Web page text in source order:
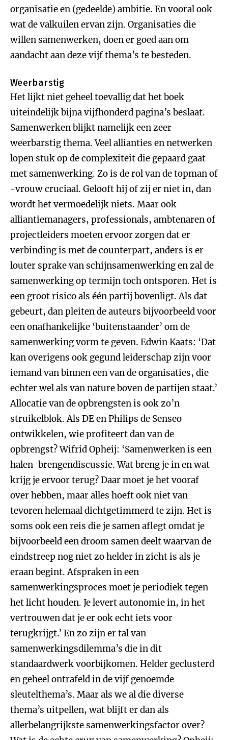
organisatie en (gedeelde) ambitie. En vooral ook
wat de valkuilen ervan zijn. Organisaties die
willen samenwerken, doen er goed aan om
aandacht aan deze vijf thema’s te besteden.
Weerbarstig
Het lijkt niet geheel toevallig dat het boek
uiteindelijk bijna vijfhonderd pagina’s beslaat.
Samenwerken blijkt namelijk een zeer
weerbarstig thema. Veel allianties en netwerken
lopen stuk op de complexiteit die gepaard gaat
met samenwerking. Zo is de rol van de topman of
-vrouw cruciaal. Gelooft hij of zij er niet in, dan
wordt het vermoedelijk niets. Maar ook
alliantiemanagers, professionals, ambtenaren of
projectleiders moeten ervoor zorgen dat er
verbinding is met de counterpart, anders is er
louter sprake van schijnsamenwerking en zal de
samenwerking op termijn toch ontsporen. Het is
een groot risico als één partij bovenligt. Als dat
gebeurt, dan pleiten de auteurs bijvoorbeeld voor
een onafhankelijke ‘buitenstaander’ om de
samenwerking vorm te geven. Edwin Kaats: ‘Dat
kan overigens ook gegund leiderschap zijn voor
iemand van binnen een van de organisaties, die
echter wel als van nature boven de partijen staat.’
Allocatie van de opbrengsten is ook zo’n
struikelblok. Als DE en Philips de Senseo
ontwikkelen, wie profiteert dan van de
opbrengst? Wifrid Opheij: ‘Samenwerken is een
halen-brengendiscussie. Wat breng je in en wat
krijg je ervoor terug? Daar moet je het vooraf
over hebben, maar alles hoeft ook niet van
tevoren helemaal dichtgetimmerd te zijn. Het is
soms ook een reis die je samen aflegt omdat je
bijvoorbeeld een droom samen deelt waarvan de
eindstreep nog niet zo helder in zicht is als je
eraan begint. Afspraken in een
samenwerkingsproces moet je periodiek tegen
het licht houden. Je levert autonomie in, in het
vertrouwen dat je er ook echt iets voor
terugkrijgt.’ En zo zijn er tal van
samenwerkingsdilemma’s die in dit
standaardwerk voorbijkomen. Helder geclusterd
en geheel ontrafeld in de vijf genoemde
sleutelthema’s. Maar als we al die diverse
thema’s uitpellen, wat blijft er dan als
allerbelangrijkste samenwerkingsfactor over?